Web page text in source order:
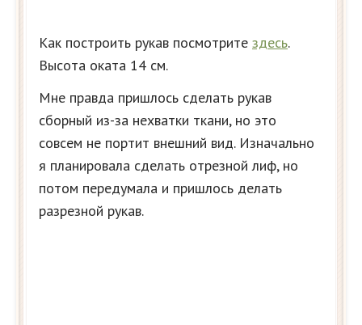
Как построить рукав посмотрите здесь.
Высота оката 14 см.
Мне правда пришлось сделать рукав
сборный из-за нехватки ткани, но это
совсем не портит внешний вид. Изначально
я планировала сделать отрезной лиф, но
потом передумала и пришлось делать
разрезной рукав.